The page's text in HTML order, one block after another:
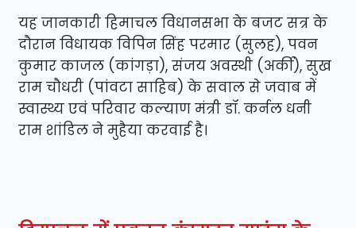
यह जानकारी हिमाचल विधानसभा के बजट सत्र के
दौरान विधायक विपिन सिंह परमार (सुलह), पवन
कुमार काजल (कांगड़ा), संजय अवस्थी (अर्की), सुख
राम चौधरी (पांवटा साहिब) के सवाल से जवाब में
स्वास्थ्य एवं परिवार कल्याण मंत्री डॉ. कर्नल धनी
राम शांडिल ने मुहैया करवाई है।